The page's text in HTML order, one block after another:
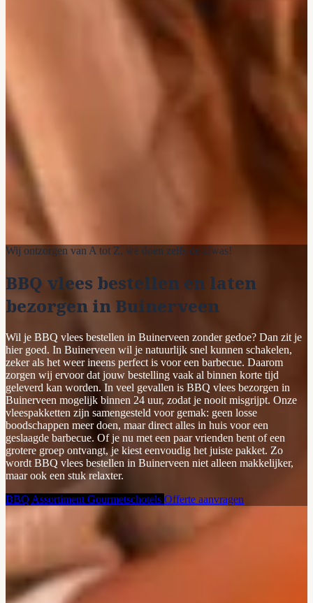
Wij ontzorgen van A tot Z, we doen zelfs de afwas!
BBQ vlees bestellen en laten
bezorgen in Buinerveen
Wil je BBQ vlees bestellen in Buinerveen zonder gedoe? Dan zit je
hier goed. In Buinerveen wil je natuurlijk snel kunnen schakelen,
zeker als het weer ineens perfect is voor een barbecue. Daarom
zorgen wij ervoor dat jouw bestelling vaak al binnen korte tijd
geleverd kan worden. In veel gevallen is BBQ vlees bezorgen in
Buinerveen mogelijk binnen 24 uur, zodat je nooit misgrijpt. Onze
vleespakketten zijn samengesteld voor gemak: geen losse
boodschappen meer doen, maar direct alles in huis voor een
geslaagde barbecue. Of je nu met een paar vrienden bent of een
grotere groep ontvangt, je kiest eenvoudig het juiste pakket. Zo
wordt BBQ vlees bestellen in Buinerveen niet alleen makkelijker,
maar ook een stuk relaxter.
BBQ Assortiment Gourmetschotels Offerte aanvragen